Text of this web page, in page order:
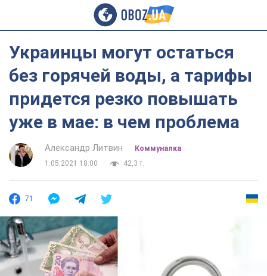
Украинцы могут остаться
без горячей воды, а тарифы
придется резко повышать
уже в мае: в чем проблема
Александр Литвин
Коммуналка
1.05.2021 18:00
42,3 т.
71